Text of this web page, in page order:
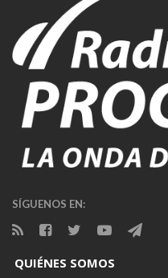
SÍGUENOS EN:
QUIÉNES SOMOS